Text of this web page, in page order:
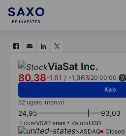
ViaSat Inc.
80,38-1,61 / -1,96%20:00:00
Køb
52 ugers interval
24,95 93,03
TickerVSAT:xnas ValutaUSD
NASDAQ
Closed